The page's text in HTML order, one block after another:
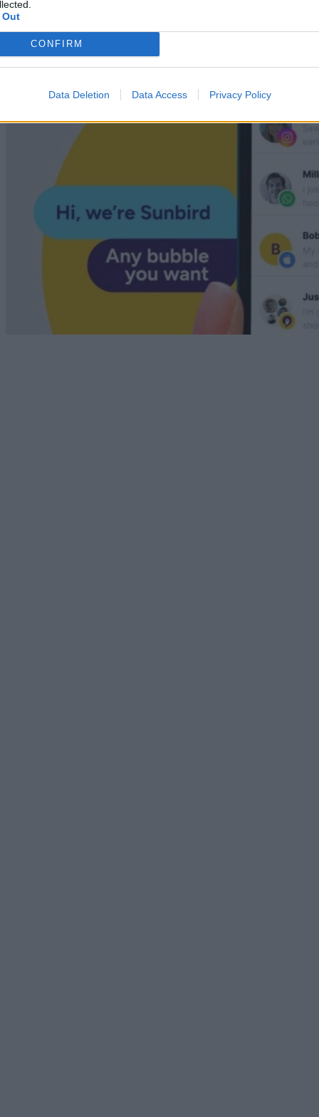
CONFIRM
Data Deletion Data Access Privacy Policy
Το πιο γρήγορο αντικείμενο που δημιούργησε ο
άνθρωπος
05/08/2026